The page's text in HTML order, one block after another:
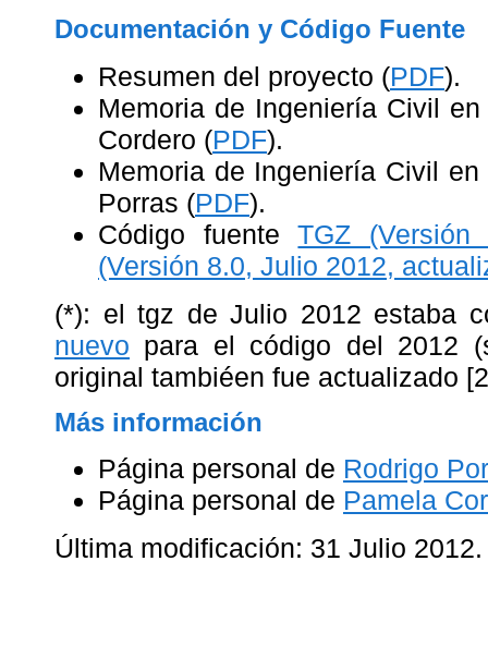
Documentación y Código Fuente
Resumen del proyecto (PDF).
Memoria de Ingeniería Civil
Cordero (PDF).
Memoria de Ingeniería Civil
Porras (PDF).
Código fuenteTGZ
(Versión 8.0, Julio 2012,
(*): el tgz de Julio 2012 estaba
nuevo para el código del 2012
original tambiéen fue actualizado
Más información
Página personal de Rodrigo
Página personal de Pamela
Última modificación: 31 Julio 2012.